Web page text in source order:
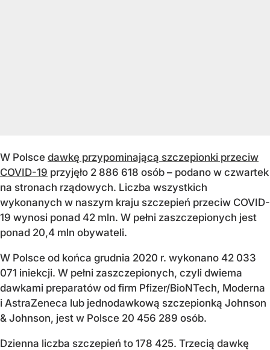
W Polsce dawkę przypominającą szczepionki przeciw
COVID-19 przyjęło 2 886 618 osób – podano w czwartek
na stronach rządowych. Liczba wszystkich
wykonanych w naszym kraju szczepień przeciw COVID-
19 wynosi ponad 42 mln. W pełni zaszczepionych jest
ponad 20,4 mln obywateli.
W Polsce od końca grudnia 2020 r. wykonano 42 033
071 iniekcji. W pełni zaszczepionych, czyli dwiema
dawkami preparatów od firm Pfizer/BioNTech, Moderna
i AstraZeneca lub jednodawkową szczepionką Johnson
& Johnson, jest w Polsce 20 456 289 osób.
Dzienna liczba szczepień to 178 425. Trzecią dawkę